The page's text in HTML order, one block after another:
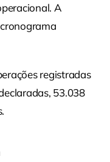
A
registradas
53.038